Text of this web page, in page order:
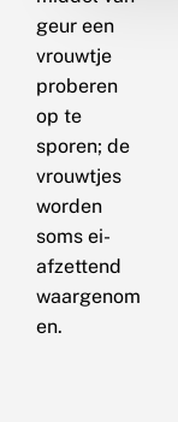
geur een
vrouwtje
proberen
op te
sporen; de
vrouwtjes
worden
soms ei-
afzettend
waargenom
en.